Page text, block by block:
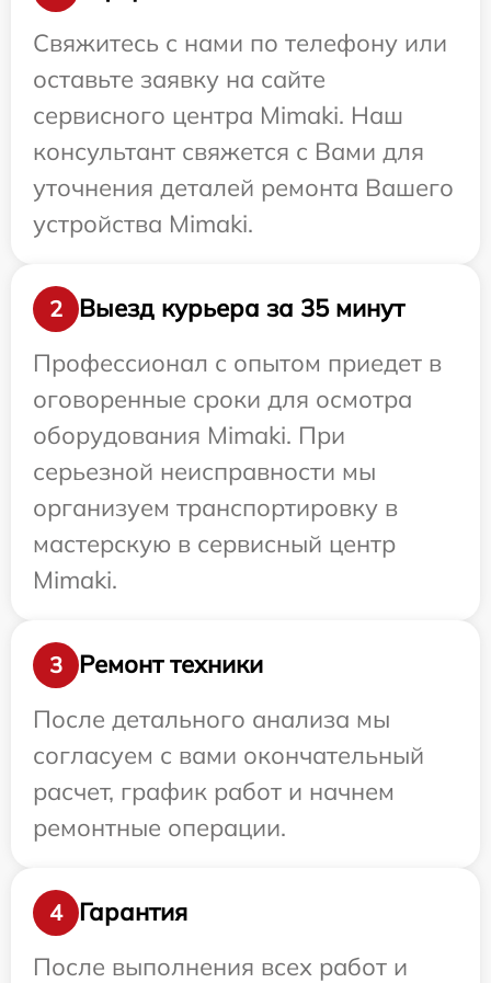
Свяжитесь с нами по телефону или
оставьте заявку на сайте
сервисного центра Mimaki. Наш
консультант свяжется с Вами для
уточнения деталей ремонта Вашего
устройства Mimaki.
2
Выезд курьера за 35 минут
Профессионал с опытом приедет в
оговоренные сроки для осмотра
оборудования Mimaki. При
серьезной неисправности мы
организуем транспортировку в
мастерскую в сервисный центр
Mimaki.
3
Ремонт техники
После детального анализа мы
согласуем с вами окончательный
расчет, график работ и начнем
ремонтные операции.
4
Гарантия
После выполнения всех работ и